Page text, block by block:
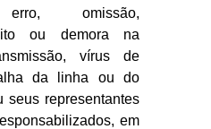
erro, omissão,
ou demora na
vírus de
da linha ou do
seus representantes
em